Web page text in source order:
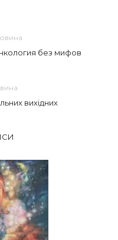
без мифов
вихідних